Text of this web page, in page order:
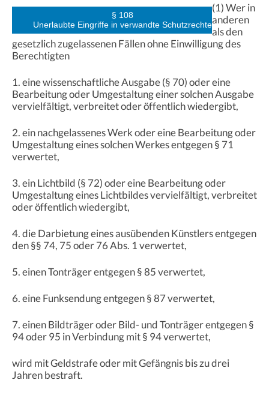
§ 108
Unerlaubte Eingriffe in verwandte Schutzrechte
(1) Wer in
anderen
als den
gesetzlich zugelassenen Fällen ohne Einwilligung des
Berechtigten
1. eine wissenschaftliche Ausgabe (§ 70) oder eine
Bearbeitung oder Umgestaltung einer solchen Ausgabe
vervielfältigt, verbreitet oder öffentlich wiedergibt,
2. ein nachgelassenes Werk oder eine Bearbeitung oder
Umgestaltung eines solchen Werkes entgegen § 71
verwertet,
3. ein Lichtbild (§ 72) oder eine Bearbeitung oder
Umgestaltung eines Lichtbildes vervielfältigt, verbreitet
oder öffentlich wiedergibt,
4. die Darbietung eines ausübenden Künstlers entgegen
den §§ 74, 75 oder 76 Abs. 1 verwertet,
5. einen Tonträger entgegen § 85 verwertet,
6. eine Funksendung entgegen § 87 verwertet,
7. einen Bildträger oder Bild- und Tonträger entgegen §
94 oder 95 in Verbindung mit § 94 verwertet,
wird mit Geldstrafe oder mit Gefängnis bis zu drei
Jahren bestraft.